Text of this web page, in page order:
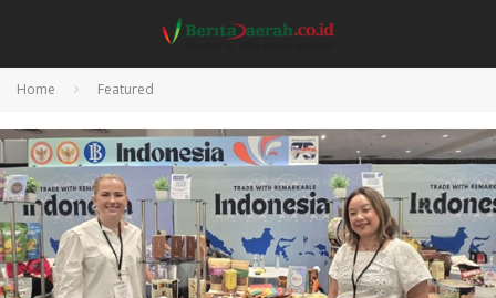
Home Featured